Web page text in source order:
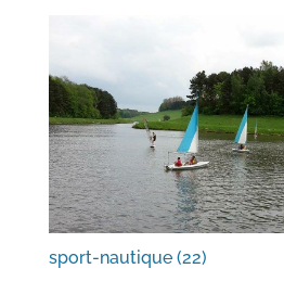
sport-nautique (22)